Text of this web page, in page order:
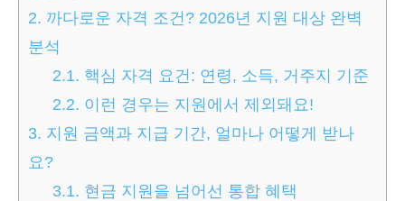
2. 까다로운 자격 조건? 2026년 지원 대상 완벽
분석
2.1. 핵심 자격 요건: 연령, 소득, 거주지 기준
2.2. 이런 경우는 지원에서 제외돼요!
3. 지원 금액과 지급 기간, 얼마나 어떻게 받나
요?
3.1. 현금 지원을 넘어선 통합 혜택